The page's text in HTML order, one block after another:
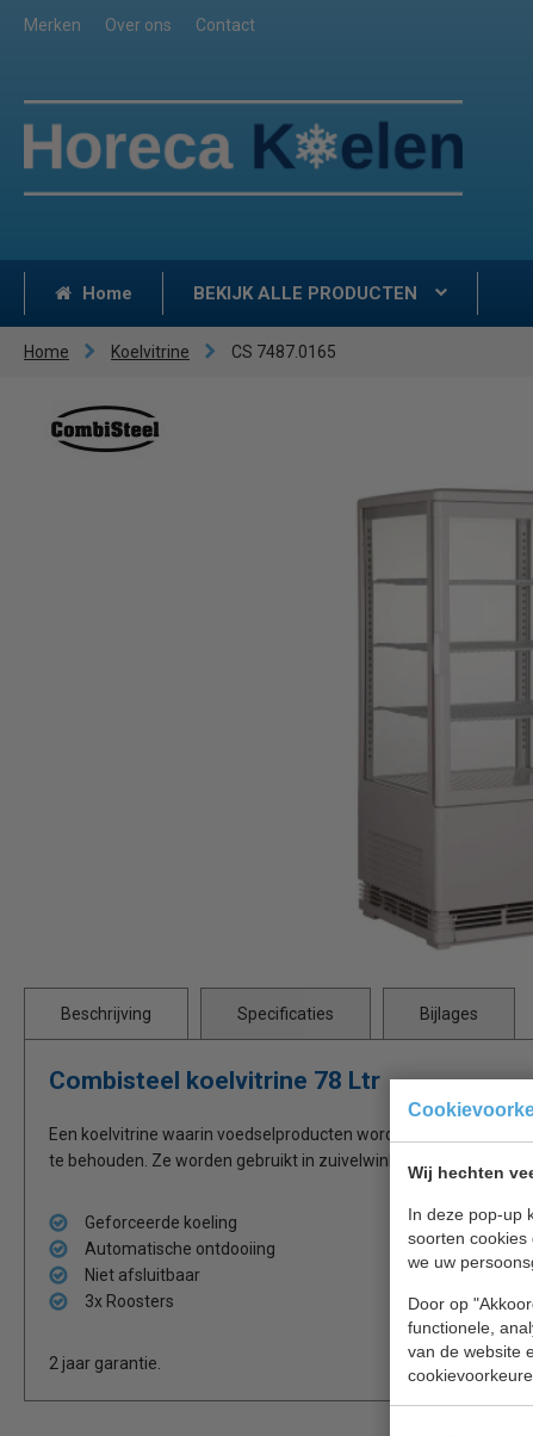
Wij hechten
In deze pop-up
soorten cookies
we uw
Door op
functionele,
van de website
Merken Over ons Contact
Home BEKIJK ALLE PRODUCTEN
Home Koelvitrine CS 7487.0165
Beschrijving Specificaties Bijlages
Combisteel koelvitrine 78 Ltr
Een koelvitrine waarin voedselproducten worden getoond die
te behouden. Ze worden gebruikt in zuivelwinkels,
Geforceerde koeling
Automatische ontdooiing
Niet afsluitbaar
3x Roosters
2 jaar garantie.